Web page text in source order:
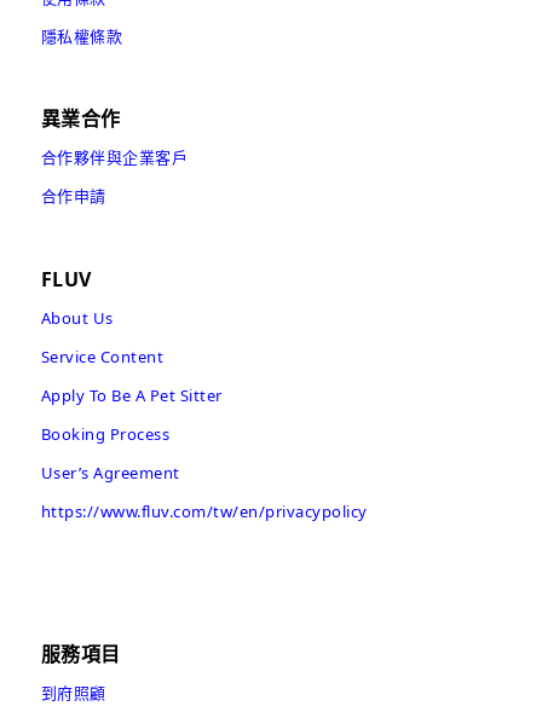
隱私權條款
異業合作
合作夥伴與企業客戶
合作申請
FLUV
About Us
Service Content
Apply To Be A Pet Sitter
Booking Process
User’s Agreement
https://www.fluv.com/tw/en/privacypolicy
服務項目
到府照顧